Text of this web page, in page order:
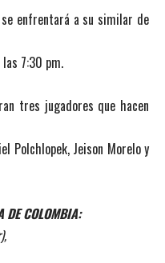
enfrentará a su similar de
7:30 pm.
tres jugadores que hacen
Polchlopek, Jeison Morelo y
DE COLOMBIA: